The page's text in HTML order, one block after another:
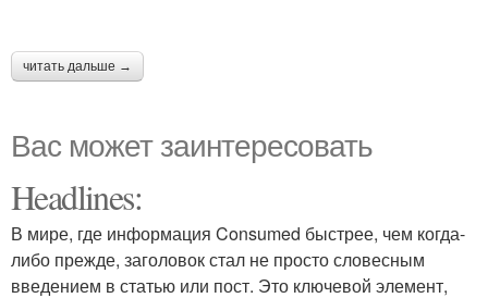
читать дальше →
Вас может заинтересовать
Headlines:
В мире, где информация Consumed быстрее, чем когда-
либо прежде, заголовок стал не просто словесным
введением в статью или пост. Это ключевой элемент,